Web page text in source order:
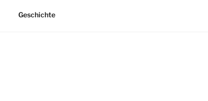
Geschichte